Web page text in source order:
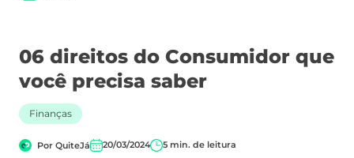
06 direitos do Consumidor que
você precisa saber
Finanças
Por QuiteJá 20/03/2024 5 min. de leitura